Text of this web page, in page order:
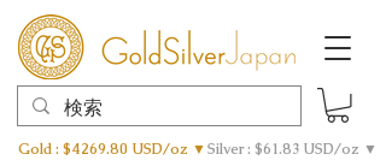
Gold : $4269.80 USD/oz ▼Silver : $61.83 USD/oz ▼